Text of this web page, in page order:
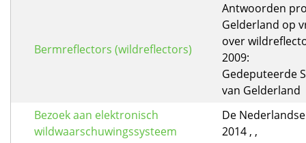
Bermreflectors (wildreflectors)
Antwoorden
Gelderland op
over
2009:
Gedeputeerde
van Gelderland
Bezoek aan elektronisch
wildwaarschuwingssysteem
De
2014 , ,